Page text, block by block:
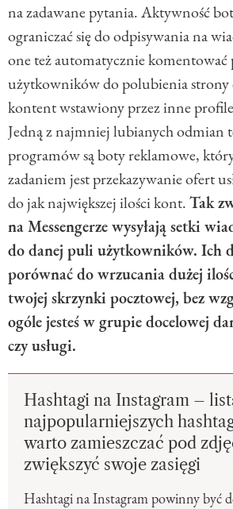
na zadawane pytania. Aktywność
ograniczać się do odpisywania na
one też automatycznie komentować
użytkowników do polubienia strony
kontent wstawiony przez inne
Jedną z najmniej lubianych odmian
programów są boty reklamowe,
zadaniem jest przekazywanie ofert
do jak największej ilości kont.Tak
na Messengerze wysyłają setki
do danej puli użytkowników. Ich
porównać do wrzucania dużej
twojej skrzynki pocztowej, bez
ogóle jesteś w grupie docelowej
czy usługi.
Hashtagi na Instagram –
najpopularniejszych
warto zamieszczać pod
zwiększyć swoje zasięgi
Hashtagi na Instagram powinny być